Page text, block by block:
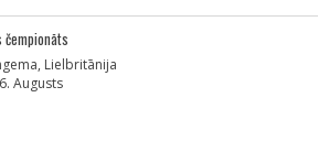
čempionāts
Lielbritānija
Augusts